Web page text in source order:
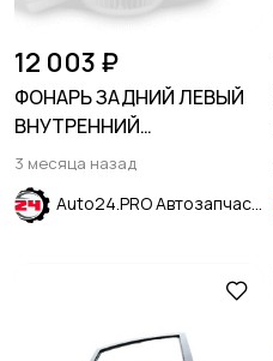
12 003 ₽
ФОНАРЬ ЗАДНИЙ ЛЕВЫЙ
ВНУТРЕННИЙ
ГАЛОГЕНОВЫЙ LS
CHEVROLET EQUINOX 2021-
2024
3 месяца назад
Auto24.PRO Автозапчасти